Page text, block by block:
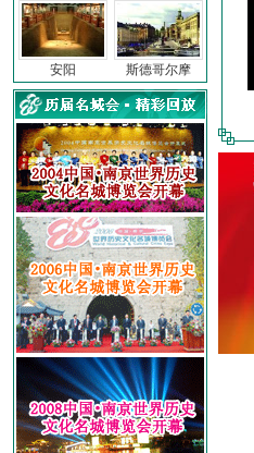
安阳 斯德哥尔摩